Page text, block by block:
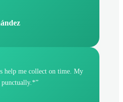
help me collect on time. My
punctually.*”